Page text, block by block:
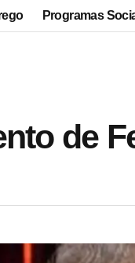
Programas
de